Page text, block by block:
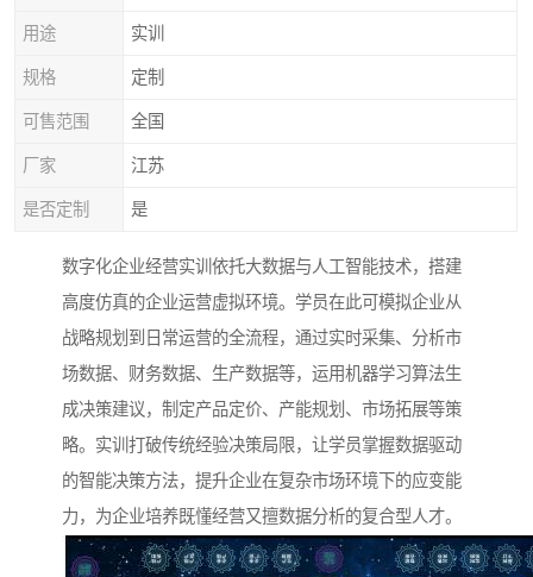
用途 实训
规格 定制
可售范围 全国
厂家 江苏
是否定制 是
数字化企业经营实训依托大数据与人工智能技术，搭建
高度仿真的企业运营虚拟环境。学员在此可模拟企业从
战略规划到日常运营的全流程，通过实时采集、分析市
场数据、财务数据、生产数据等，运用机器学习算法生
成决策建议，制定产品定价、产能规划、市场拓展等策
略。实训打破传统经验决策局限，让学员掌握数据驱动
的智能决策方法，提升企业在复杂市场环境下的应变能
力，为企业培养既懂经营又擅数据分析的复合型人才。​